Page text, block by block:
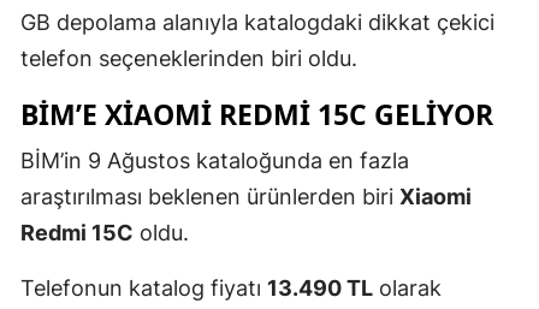
GB depolama alanıyla katalogdaki dikkat çekici
telefon seçeneklerinden biri oldu.
BİM’E XIAOMI REDMI 15C GELIYOR
BİM’in 9 Ağustos kataloğunda en fazla
araştırılması beklenen ürünlerden biri Xiaomi
Redmi 15C oldu.
Telefonun katalog fiyatı 13.490 TL olarak